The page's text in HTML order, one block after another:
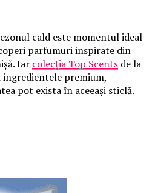
cald este momentul ideal
parfumuri inspirate din
Iar colecția Top Scents de la
ingredientele premium,
pot exista în aceeași sticlă.